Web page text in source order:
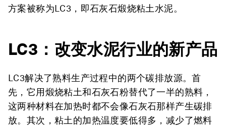
方案被称为LC3，即石灰石煅烧粘土水泥。
LC3：改变水泥行业的新产品
LC3解决了熟料生产过程中的两个碳排放源。首
先，它用煅烧粘土和石灰石粉替代了一半的熟料，
这两种材料在加热时都不会像石灰石那样产生碳排
放。其次，粘土的加热温度要低得多，减少了燃料